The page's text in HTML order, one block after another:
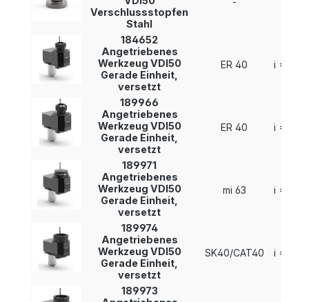
Verschlussstopfen
Stahl
184652
Angetriebenes
Werkzeug VDI50
Gerade Einheit,
versetzt
ER 40 i = 1 : 1
189966
Angetriebenes
Werkzeug VDI50
Gerade Einheit,
versetzt
ER 40 i = 1 : 1
189971
Angetriebenes
Werkzeug VDI50
Gerade Einheit,
versetzt
mi 63 i = 1 : 1
189974
Angetriebenes
Werkzeug VDI50
Gerade Einheit,
versetzt
SK40/CAT40 i = 1 : 1
189973